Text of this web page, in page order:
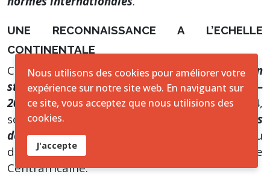
UNE RECONNAISSANCE A L’ECHELLE
CONTINENTALE
Classéeneuvième meilleure institution
statistique d’Afriqueselon l’Indice ODIN 2024–
2025, l’ICASEES confirme, à travers le RGPH-4,
sonrôle stratégique dans la gouvernance des
données, au service de la planification du
développement durable en République
Centrafricaine.
Nous utilisons des cookies pour améliorer votre
expérience sur notre site web. En naviguant sur
ce site, vous acceptez que nous utilisions des
cookies.
J'accepte